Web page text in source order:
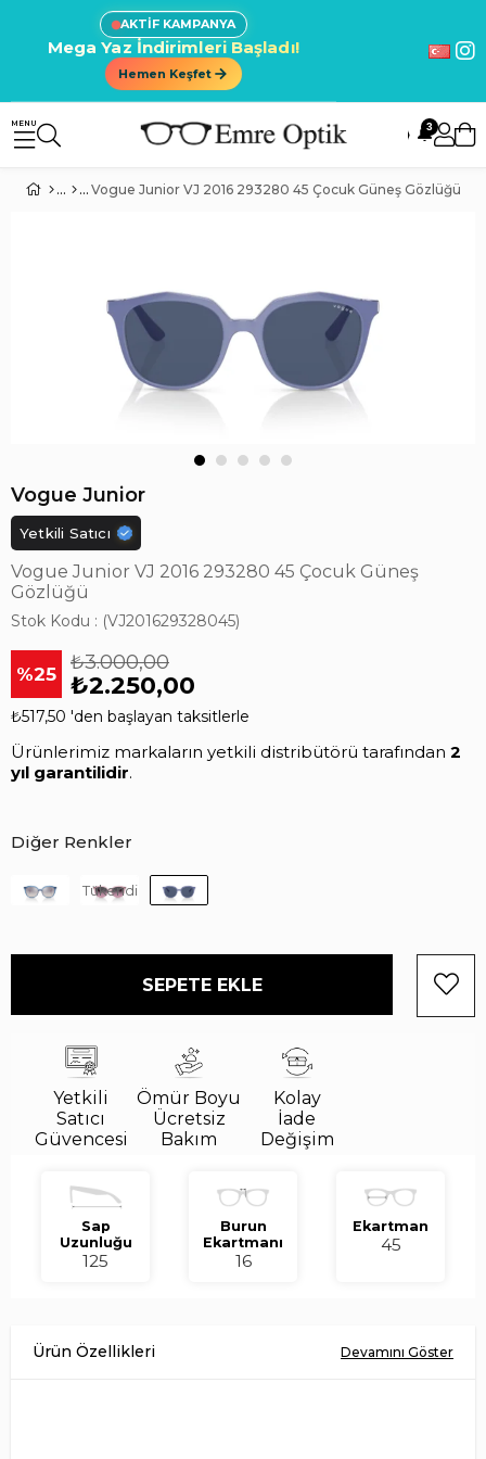
AKTİF KAMPANYA
Mega Yaz İndirimleri Başladı!
Hemen Keşfet
🔔
3
Vogue Junior VJ 2016 293280 45 Çocuk Güneş Gözlüğü
Vogue Junior
Yetkili Satıcı
Vogue Junior VJ 2016 293280 45 Çocuk Güneş
Gözlüğü
Stok Kodu (VJ201629328045)
25 ₺3.000,00
₺2.250,00
₺517,50 'den başlayan taksitlerle
Ürünlerimiz markaların yetkili distribütörü tarafından 2
yıl garantilidir.
Diğer Renkler
Tükendi
Yetkili
Satıcı
Güvencesi
Ömür Boyu
Ücretsiz
Bakım
Kolay
İade
Değişim
Sap
Uzunluğu
125
Burun
Ekartmanı
16
Ekartman
45